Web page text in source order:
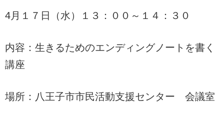
4月１７日（水）１３：００～１４：３０
内容：生きるためのエンディングノートを書く
講座
場所：八王子市市民活動支援センター 会議室